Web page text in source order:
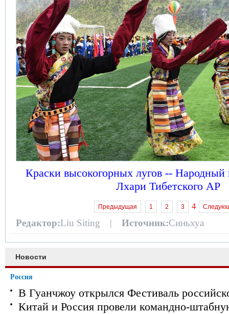
Краски высокогорных лугов -- Народный
Лхари Тибетского АР
Предыдущая 1 2 3 4
Редактор:Liu Siting | Источник:Синьхуа
Новости
Россия
В Гуанчжоу открылся Фестиваль
Китай и Россия провели командно-